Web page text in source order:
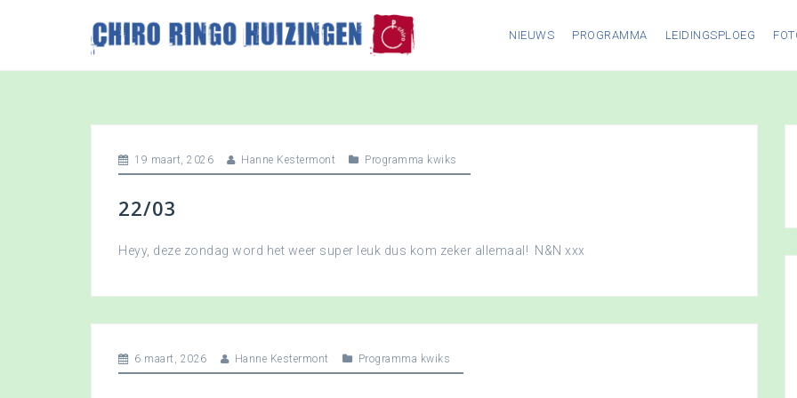
p
NIEUWS PROGRAMMA LEIDINGSPLOEG
19 maart, 2026 Hanne Kestermont Programma kwiks
22/03
Heyy, deze zondag word het weer super leuk dus kom zeker allemaal! N&N xxx
6 maart, 2026 Hanne Kestermont Programma kwiks